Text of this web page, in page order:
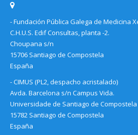
- Fundación Pública Galega de Medicina
C.H.U.S. Edif Consultas, planta -2.
Choupana s/n
15706 Santiago de Compostela
España
- CIMUS (PL2, despacho acristalado)
Avda. Barcelona s/n Campus Vida.
Universidade de Santiago de Compostela
15782 Santiago de Compostela
España